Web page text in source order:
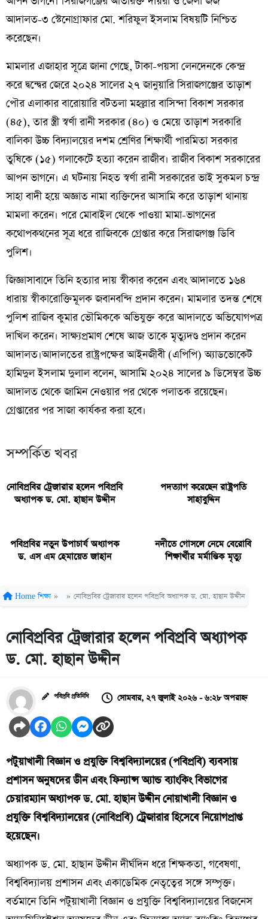
আদালত-৩ স্টেনোগ্রাফার মো. শরিফুল ইসলাম বিষয়টি নিশ্চিত
করেছেন।
মামলার এজাহার সূত্রে জানা গেছে, টাকা-পয়সা লেনদেনকে কেন্দ্র
করে দ্বন্দ্বের জেরে ২০২৪ সালের ২৭ জানুয়ারি সিরাজগঞ্জের তাড়াশ
পৌর এলাকার বারোয়ারি বটতলা মহল্লার বাসিন্দা বিকাশ সরকার
(৪৫), তার স্ত্রী স্বর্ণা রানী সরকার (৪০) ও মেয়ে তাড়াশ সরকারি
বালিকা উচ্চ বিদ্যালয়ের দশম শ্রেণির শিক্ষার্থী পারমিতা সরকার
তুষিকে (১৫) গলাকেটে হত্যা করেন রাজীব। রাজীব বিকাশ সরকারের
আপন ভাগনে। এ ঘটনায় নিহত স্বর্ণা রানী সরকারের ভাই সুকমল চন্দ্র
সাহা বাদী হয়ে অজ্ঞাত নামা ব্যক্তিদের আসামি করে তাড়াশ থানায়
মামলা করেন। পরে মোবাইল থেকে পাওয়া মামা-ভাগনের
কথোপকথনের সূত্র ধরে রাজিবকে গ্রেপ্তার করে সিরাজগঞ্জ ডিবি
পুলিশ।
জিজ্ঞাসাবাদে তিনি হত্যার দায় স্বীকার করেন এবং আদালতে ১৬৪
ধারায় স্বীকারোক্তিমূলক জবানবন্দি প্রদান করেন। মামলার তদন্ত শেষে
পুলিশ রাজিব কুমার ভৌমিককে অভিযুক্ত করে আদালতে অভিযোগপত্র
দাখিল করেন। সাক্ষ্যপ্রমাণ শেষে আজ তাকে মৃত্যুদণ্ড প্রদান করেন
আদালত।আদালতের রাষ্ট্রপক্ষের আইনজীবী (এপিপি) অ্যাডভোকেট
হামিদুল ইসলাম দুলাল বলেন, আসামি ২০২৪ সালের ৯ ডিসেম্বর উচ্চ
আদালত থেকে জামিন নেওয়ার পর থেকে পলাতক রয়েছেন।
গ্রেপ্তারের পর সাজা কার্যকর করা হবে।
সম্পর্কিত খবর
নোবিপ্রবির ট্রেজারার হলেন পবিপ্রবি
অধ্যাপক ড. মো. হাছান উদ্দীন
পদত্যাগ করেছেন রাষ্ট্রপতি
সাহাবুদ্দিন
পবিপ্রবির নতুন উপাচার্য অধ্যাপক
ড. এস এম হেমায়েত জাহান
নদীতে গোসলে নেমে বেরোবি
শিক্ষার্থীর মর্মান্তিক মৃত্যু
Home শিক্ষা » » নোবিপ্রবির ট্রেজারার হলেন পবিপ্রবি অধ্যাপক ড. মো. হাছান উদ্দীন
নোবিপ্রবির ট্রেজারার হলেন পবিপ্রবি অধ্যাপক
ড. মো. হাছান উদ্দীন
পবিপ্রবি প্রতিনিধি সোমবার, ২৭ জুলাই ২০২৬ - ৬:২৮ অপরাহ্ন
পটুয়াখালী বিজ্ঞান ও প্রযুক্তি বিশ্ববিদ্যালয়ের (পবিপ্রবি) ব্যবসায়
প্রশাসন অনুষদের ডীন এবং ফিন্যান্স অ্যান্ড ব্যাংকিং বিভাগের
চেয়ারম্যান অধ্যাপক ড. মো. হাছান উদ্দীন নোয়াখালী বিজ্ঞান ও
প্রযুক্তি বিশ্ববিদ্যালয়ের (নোবিপ্রবি) ট্রেজারার হিসেবে নিয়োগপ্রাপ্ত
হয়েছেন।
অধ্যাপক ড. মো. হাছান উদ্দীন দীর্ঘদিন ধরে শিক্ষকতা, গবেষণা,
বিশ্ববিদ্যালয় প্রশাসন এবং একাডেমিক নেতৃত্বের সঙ্গে সম্পৃক্ত।
বর্তমানে তিনি পটুয়াখালী বিজ্ঞান ও প্রযুক্তি বিশ্ববিদ্যালয়ের বিজনেস